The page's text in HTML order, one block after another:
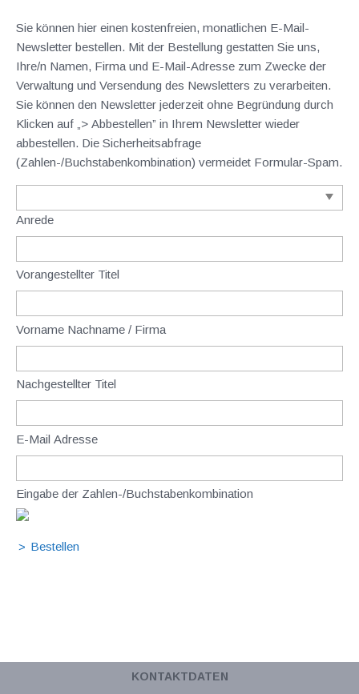
Sie können hier einen kostenfreien, monatlichen E-Mail-
Newsletter bestellen. Mit der Bestellung gestatten Sie uns,
Ihre/n Namen, Firma und E-Mail-Adresse zum Zwecke der
Verwaltung und Versendung des Newsletters zu verarbeiten.
Sie können den Newsletter jederzeit ohne Begründung durch
Klicken auf „> Abbestellen” in Ihrem Newsletter wieder
abbestellen. Die Sicherheitsabfrage
(Zahlen-/Buchstabenkombination) vermeidet Formular-Spam.
Anrede
Vorangestellter Titel
Vorname Nachname / Firma
Nachgestellter Titel
E-Mail Adresse
Eingabe der Zahlen-/Buchstabenkombination
KONTAKTDATEN